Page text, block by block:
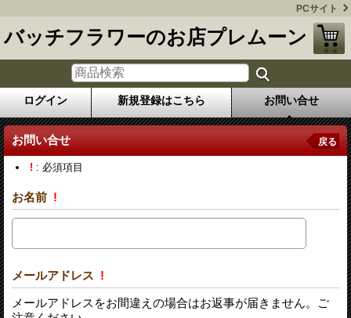
PCサイト
バッチフラワーのお店プレムーン
ログイン 新規登録はこちら お問い合せ
お問い合せ 戻る
! : 必須項目
お名前 !
メールアドレス !
メールアドレスをお間違えの場合はお返事が届きません。ご